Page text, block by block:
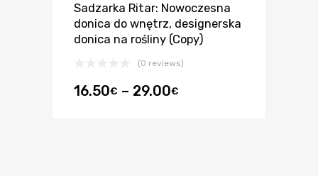
Sadzarka Ritar: Nowoczesna
donica do wnętrz, designerska
donica na rośliny (Copy)
(0 reviews)
16.50€ – 29.00€